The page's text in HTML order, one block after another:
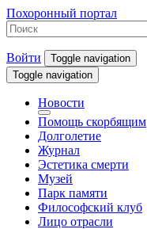
Похоронный портал
Войти
Toggle navigation
Toggle navigation
Новости
Помощь скорбящим
Долголетие
Журнал
Эстетика смерти
Музей
Парк памяти
Философский клуб
Лицо отрасли